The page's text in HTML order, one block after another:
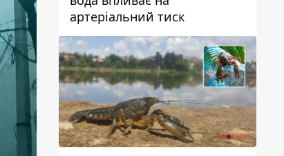
артеріальний тиск